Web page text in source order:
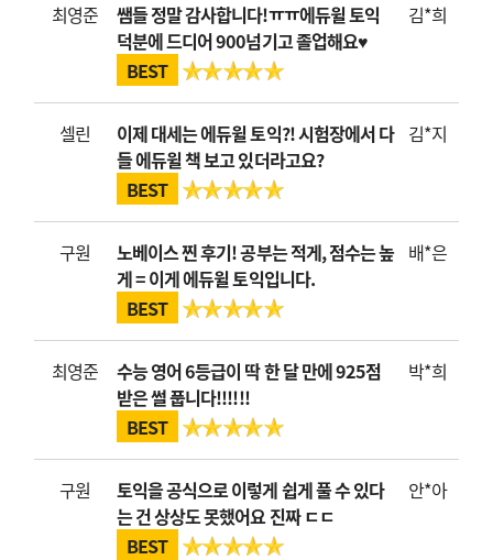
최영준
쌤들 정말 감사합니다!ㅠㅠ에듀윌 토익
덕분에 드디어 900넘기고 졸업해요♥
BEST
김*희
셀린
이제 대세는 에듀윌 토익?! 시험장에서 다
들 에듀윌 책 보고 있더라고요?
BEST
김*지
구원
노베이스 찐 후기! 공부는 적게, 점수는 높
게 = 이게 에듀윌 토익입니다.
BEST
배*은
최영준
수능 영어 6등급이 딱 한 달 만에 925점
받은 썰 풉니다!!!!!!
BEST
박*희
구원
토익을 공식으로 이렇게 쉽게 풀 수 있다
는 건 상상도 못했어요 진짜 ㄷㄷ
BEST
안*아